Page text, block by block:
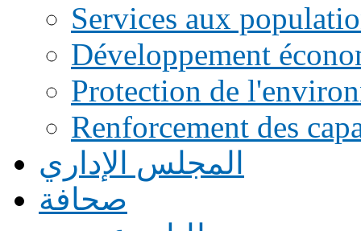
Services aux
Développement
Protection de
Renforcement des
المجلس الإداري
صحافة